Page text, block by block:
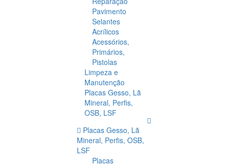
Pavimento
Selantes
Acrílicos
Acessórios,
Primários,
Pistolas
Limpeza e
Manutenção
Placas Gesso, Lã
Mineral, Perfis,
OSB, LSF
Placas Gesso, Lã
Mineral, Perfis, OSB,
LSF
Placas